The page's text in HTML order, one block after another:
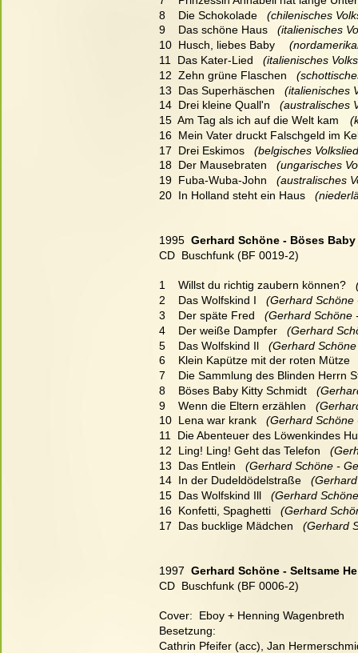
8    Die Schokolade
(chilenisches
9    Das schöne Haus
(italienisches
10  Husch, liebes Baby
11  Das Kater-Lied
(italienisches
12  Zehn grüne Flaschen
13  Das Superhäschen
14  Drei kleine Quall'n
15  Am Tag als ich auf die Welt kam
16  Mein Vater druckt Falschgeld im
17  Drei Eskimos
(belgisches
18  Der Mausebraten
(ungarisches
19  Fuba-Wuba-John
(australisches
20  In Holland steht ein Haus
1995 Gerhard Schöne - Böses
CD  Buschfunk (BF 0019-2)
1    Willst du richtig zaubern können?
2    Das Wolfskind I
(Gerhard Schöne
3    Der späte Fred
(Gerhard Schöne
4    Der weiße Dampfer
(Gerhard
5    Das Wolfskind Il
(Gerhard
6    Klein Kapütze mit der roten Mütze
7    Die Sammlung des Blinden Herrn
8    Böses Baby Kitty Schmidt
9    Wenn die Eltern erzählen
10  Lena war krank
(Gerhard Schöne
11  Die Abenteuer des Löwenkindes
12  Ling! Ling! Geht das Telefon
13  Das Entlein
(Gerhard Schöne -
14  In der Dudeldödelstraße
15  Das Wolfskind Ill
(Gerhard
16  Konfetti, Spaghetti
(Gerhard
17  Das bucklige Mädchen
(Gerhard
1997 Gerhard Schöne - Seltsame
CD  Buschfunk (BF 0006-2)
Cover:  Eboy + Henning Wagenbreth
Besetzung:
Cathrin Pfeifer (acc), Jan